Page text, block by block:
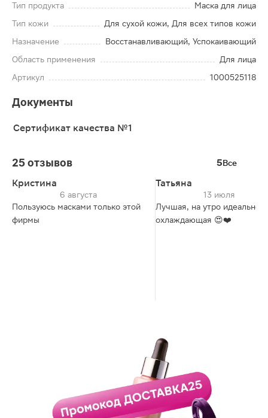
Тип продукта
Маска для лица
Тип кожи
Для сухой кожи, Для всех типов кожи
Назначение
Восстанавливающий, Успокаивающий
Область применения
Для лица
Артикул
1000525118
Документы
Сертификат качества №1
25 отзывов 5Все
Кристина
6 августа
Пользуюсь масками только этой
фирмы
Татьяна
13 июля
Лучшая, на утро идеально,
охлаждающая 😍❤️